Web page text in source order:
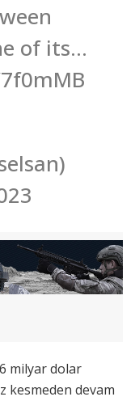
of its…
milyar dolar
kesmeden devam